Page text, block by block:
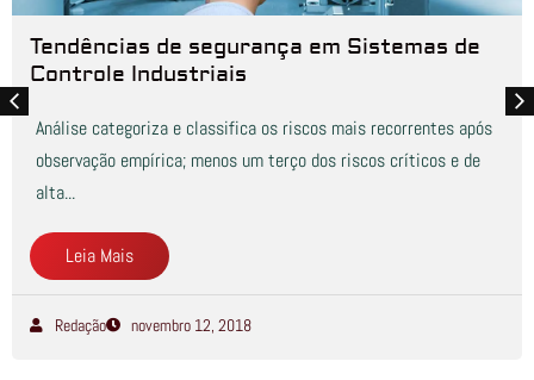
Tendências de segurança em Sistemas de
Controle Industriais
Análise categoriza e classifica os riscos mais recorrentes após
observação empírica; menos um terço dos riscos críticos e de
alta...
Leia Mais
Redação novembro 12, 2018